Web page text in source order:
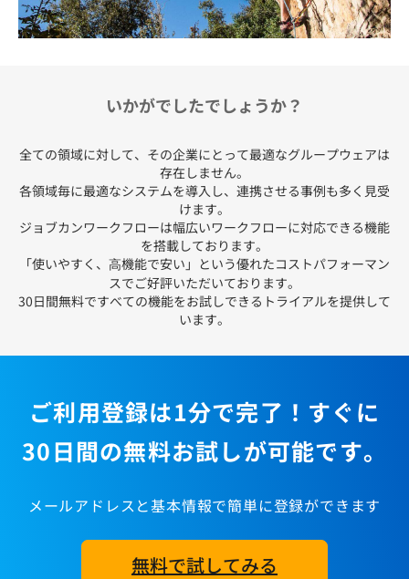
いかがでしたでしょうか？
全ての領域に対して、その企業にとって最適なグループウェアは
存在しません。
各領域毎に最適なシステムを導入し、連携させる事例も多く見受
けます。
ジョブカンワークフローは幅広いワークフローに対応できる機能
を搭載しております。
「使いやすく、⾼機能で安い」という優れたコストパフォーマン
スでご好評いただいております。
30日間無料ですべての機能をお試しできるトライアルを提供して
います。
ご利用登録は1分で完了！すぐに
30日間の無料お試しが可能です。
メールアドレスと基本情報で簡単に登録ができます
無料で試してみる